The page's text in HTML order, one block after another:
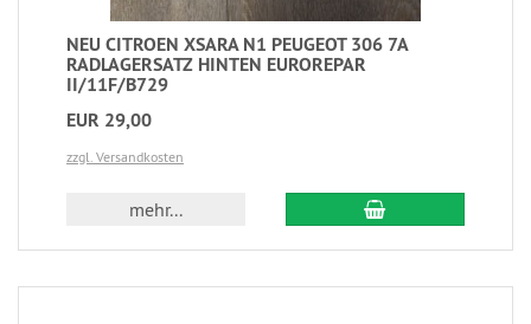
NEU CITROEN XSARA N1 PEUGEOT 306 7A
RADLAGERSATZ HINTEN EUROREPAR
II/11F/B729
EUR 29,00
zzgl. Versandkosten
mehr...